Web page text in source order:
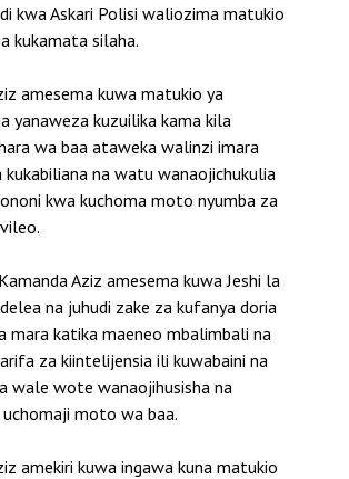
kwa Askari Polisi waliozima matukio
kukamata silaha.
amesema kuwa matukio ya
yanaweza kuzuilika kama kila
wa baa ataweka walinzi imara
na watu wanaojichukulia
kwa kuchoma moto nyumba za
Aziz amesema kuwa Jeshi la
na juhudi zake za kufanya doria
mara katika maeneo mbalimbali na
za kiintelijensia ili kuwabaini na
wale wote wanaojihusisha na
moto wa baa.
amekiri kuwa ingawa kuna matukio